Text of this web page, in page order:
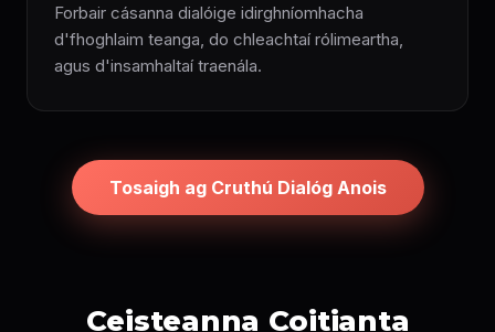
Forbair cásanna dialóige idirghníomhacha
d'fhoghlaim teanga, do chleachtaí rólimeartha,
agus d'insamhaltaí traenála.
Tosaigh ag Cruthú Dialóg Anois
Ceisteanna Coitianta